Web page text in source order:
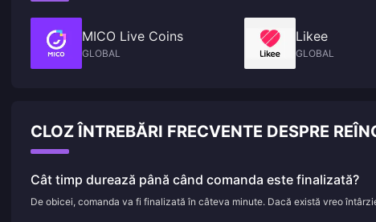
MICO Live Coins
GLOBAL
Likee
GLOBAL
CLOZ ÎNTREBĂRI FRECVENTE DESPRE
Cât timp durează până când comanda este finalizată?
De obicei, comanda va fi finalizată în câteva minute. Dacă există vreo